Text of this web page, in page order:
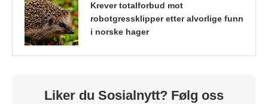
Krever totalforbud mot
robotgressklipper etter alvorlige funn
i norske hager
Liker du Sosialnytt? Følg oss